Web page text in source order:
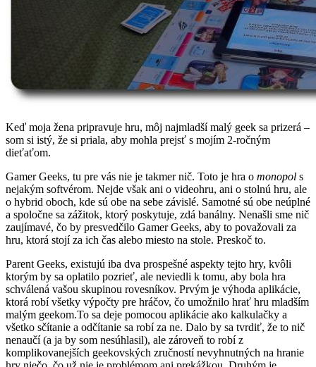
Keď moja žena pripravuje hru, môj najmladší malý geek sa prizerá –
som si istý, že si priala, aby mohla prejsť s mojím 2-ročným
dieťaťom.
Gamer Geeks, tu pre vás nie je takmer nič. Toto je hra o monopol s
nejakým softvérom. Nejde však ani o videohru, ani o stolnú hru, ale
o hybrid oboch, kde sú obe na sebe závislé. Samotné sú obe neúplné
a spoločne sa zážitok, ktorý poskytuje, zdá banálny. Nenašli sme nič
zaujímavé, čo by presvedčilo Gamer Geeks, aby to považovali za
hru, ktorá stojí za ich čas alebo miesto na stole. Preskoč to.
Parent Geeks, existujú iba dva prospešné aspekty tejto hry, kvôli
ktorým by sa oplatilo pozrieť, ale neviedli k tomu, aby bola hra
schválená vašou skupinou rovesníkov. Prvým je výhoda aplikácie,
ktorá robí všetky výpočty pre hráčov, čo umožnilo hrať hru mladším
malým geekom.To sa deje pomocou aplikácie ako kalkulačky a
všetko sčítanie a odčítanie sa robí za ne. Dalo by sa tvrdiť, že to nič
nenaučí (a ja by som nesúhlasil), ale zároveň to robí z
komplikovanejších geekovských zručností nevyhnutných na hranie